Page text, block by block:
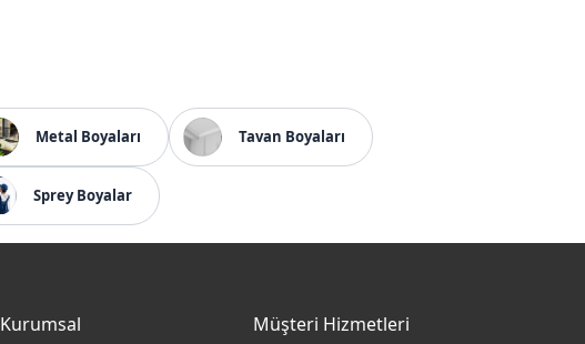
Metal Boyaları Tavan Boyaları
Sprey Boyalar
Kurumsal Müşteri Hizmetleri